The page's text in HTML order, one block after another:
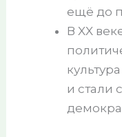
ещё до
В XX
и стали